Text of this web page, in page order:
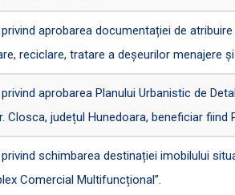
privind aprobarea documentației de
reciclare, tratare a deșeurilor menajere
privind aprobarea Planului Urbanistic de
Closca, județul Hunedoara, beneficiar fiind
privind schimbarea destinației imobilului
Comercial Multifuncțional”.